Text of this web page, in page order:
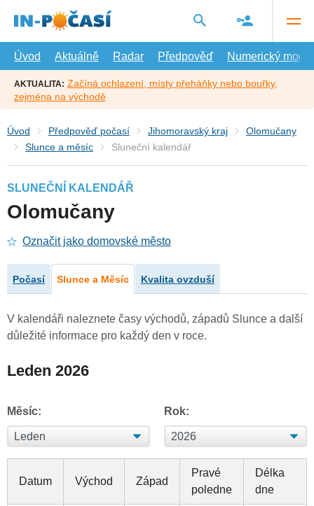
hlavní
Úvod
Aktuálně Radar Předpověď Numerický model
AKTUALITA: Začíná ochlazení, místy přeháňky nebo bouřky,
zejména na východě
Úvod Předpověď počasí Jihomoravský kraj
Olomučany
Slunce a měsíc
Sluneční kalendář
SLUNEČNÍ KALENDÁŘ
Olomučany
Označit jako domovské město
Počasí Slunce a Měsíc Kvalita ovzduší
V kalendáři naleznete časy východů, západů Slunce a další
důležité informace pro každý den v roce.
Leden 2026
Měsíc: Rok:
Datum Východ Západ
Pravé
poledne
Délka
dne